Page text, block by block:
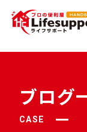
ブログ
CASE